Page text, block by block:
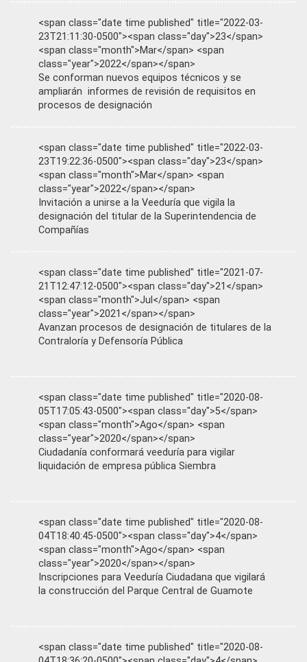
<span class="date time published" title="2022-03-
23T21:11:30-0500"><span class="day">23</span>
<span class="month">Mar</span> <span
class="year">2022</span></span>
Se conforman nuevos equipos técnicos y se
ampliarán informes de revisión de requisitos en
procesos de designación
<span class="date time published" title="2022-03-
23T19:22:36-0500"><span class="day">23</span>
<span class="month">Mar</span> <span
class="year">2022</span></span>
Invitación a unirse a la Veeduría que vigila la
designación del titular de la Superintendencia de
Compañías
<span class="date time published" title="2021-07-
21T12:47:12-0500"><span class="day">21</span>
<span class="month">Jul</span> <span
class="year">2021</span></span>
Avanzan procesos de designación de titulares de la
Contraloría y Defensoría Pública
<span class="date time published" title="2020-08-
05T17:05:43-0500"><span class="day">5</span>
<span class="month">Ago</span> <span
class="year">2020</span></span>
Ciudadanía conformará veeduría para vigilar
liquidación de empresa pública Siembra
<span class="date time published" title="2020-08-
04T18:40:45-0500"><span class="day">4</span>
<span class="month">Ago</span> <span
class="year">2020</span></span>
Inscripciones para Veeduría Ciudadana que vigilará
la construcción del Parque Central de Guamote
<span class="date time published" title="2020-08-